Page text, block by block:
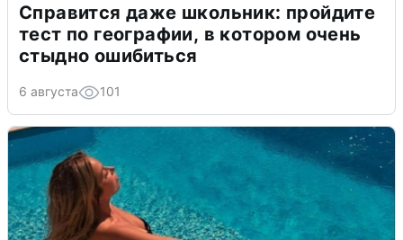
Справится даже школьник: пройдите
тест по географии, в котором очень
стыдно ошибиться
6 августа 101